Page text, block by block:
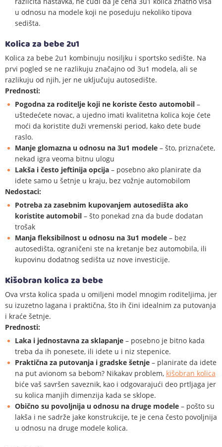
u odnosu na modele koji ne poseduju nekoliko tipova
sedišta.
Kolica za bebe 2u1
Kolica za bebe 2u1 kombinuju nosiljku i sportsko sedište. Na
prvi pogled se ne razlikuju značajno od 3u1 modela, ali se
razlikuju od njih, jer ne uključuju autosedište.
Prednosti:
Pogodna za roditelje koji ne koriste često automobil –
uštedećete novac, a ujedno imati kvalitetna kolica koje ćete
moći da koristite duži vremenski period, kako dete bude
raslo.
Manje glomazna u odnosu na 3u1 modele – što, priznaćete,
nekad igra veoma bitnu ulogu
Lakša i često jeftinija opcija – posebno ako planirate da
idete samo u šetnje u kraju, bez vožnje automobilom
Nedostaci:
Potreba za zasebnim kupovanjem autosedišta ako
koristite automobil – što ponekad zna da bude dodatan
trošak
Manja fleksibilnost u odnosu na 3u1 modele – bez
autosedišta, ograničeni ste na kretanje bez automobila, ili
kupovinu dodatnog sedišta uz nove investicije.
Kišobran kolica za bebe
Ova vrsta kolica spada u omiljeni model mnogim roditeljima, jer
su izuzetno lagana i praktična, što ih čini idealnim za putovanja
i kraće šetnje.
Prednosti:
Laka i jednostavna za sklapanje – posebno je bitno kada
treba da ih ponesete, ili idete u i niz stepenice.
Praktična za putovanja i gradske šetnje – planirate da idete
na put avionom sa bebom? Nikakav problem, kišobran kolica
biće vaš savršen saveznik, kao i odgovarajući deo prtljaga jer
su kolica manjih dimenzija kada se sklope.
Obično su povoljnija u odnosu na druge modele – pošto su
lakša i ne sadrže jake konstrukcije, te je cena često povoljnija
u odnosu na druge modele kolica.